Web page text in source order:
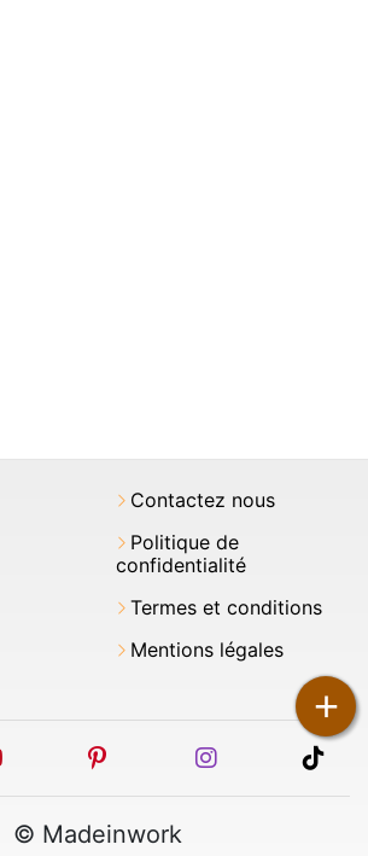
+
Contactez nous
Politique de
confidentialité
Termes et conditions
Mentions légales
youtube pinterest instagram
© Madeinwork